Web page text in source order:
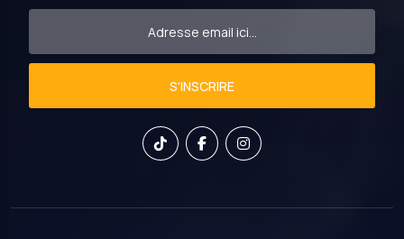
S'INSCRIRE